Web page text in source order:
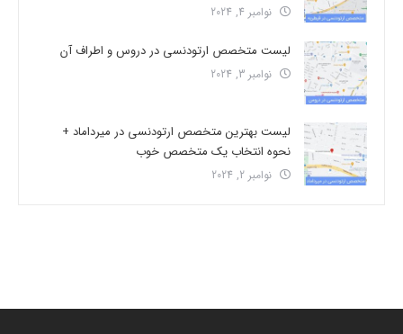
نوامبر 4, 2024
لیست متخصص ارتودنسی در دروس و اطراف آن
نوامبر 3, 2024
لیست بهترین متخصص ارتودنسی در میرداماد +
نحوه انتخاب یک متخصص خوب
نوامبر 2, 2024